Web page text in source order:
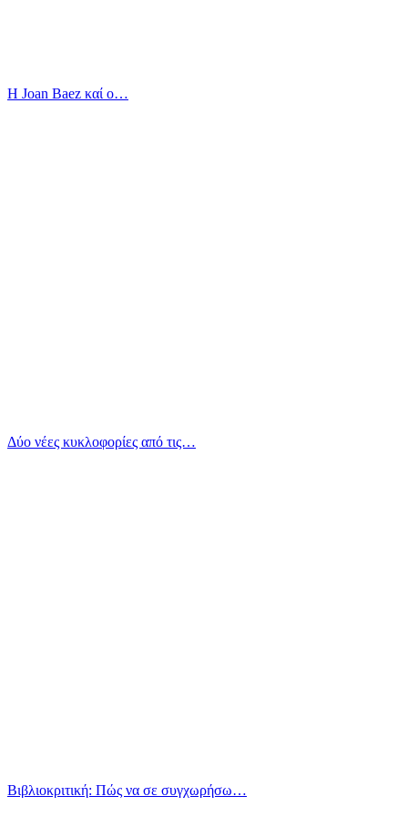
Η Joan Baez καί ο…
Δύο νέες κυκλοφορίες από τις…
Βιβλιοκριτική: Πώς να σε συγχωρήσω…